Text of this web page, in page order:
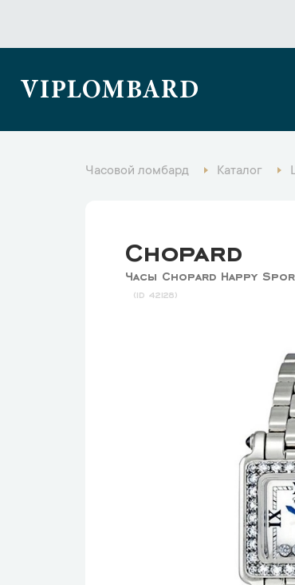
VIPLOMBARD
Часовой ломбард Каталог
Chopard
Часы Chopard Happy
42128